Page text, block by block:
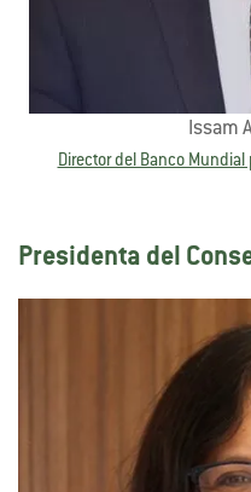
Issam
Director del Banco Mundial
Presidenta del